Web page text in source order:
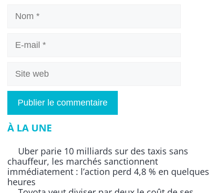
À LA UNE
Uber parie 10 milliards sur des taxis sans
chauffeur, les marchés sanctionnent
immédiatement : l’action perd 4,8 % en quelques
heures